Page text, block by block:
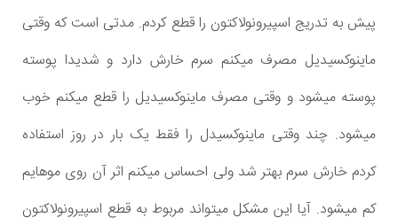
پیش به تدریج اسپیرونولاکتون را قطع کردم. مدتی است که وقتی
ماینوکسیدیل مصرف میکنم سرم خارش دارد و شدیدا پوسته
پوسته میشود و وقتی مصرف ماینوکسیدیل را قطع میکنم خوب
میشود. چند وقتی ماینوکسیدل را فقط یک بار در روز استفاده
کردم خارش سرم بهتر شد ولی احساس میکنم اثر آن روی موهایم
کم میشود. آیا این مشکل میتواند مربوط به قطع اسپیرونولاکتون